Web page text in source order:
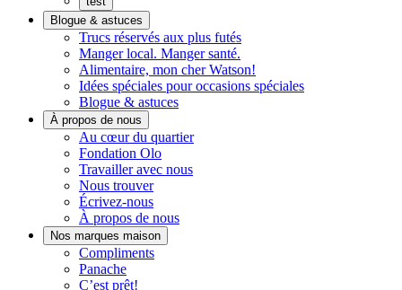
Blogue & astuces
Trucs réservés aux plus futés
Manger local. Manger santé.
Alimentaire, mon cher Watson!
Idées spéciales pour occasions spéciales
Blogue & astuces
À propos de nous
Au cœur du quartierHistoires
Fondation Olo
Travailler avec nous
Nous trouver
Écrivez-nous
À propos de nous
Nos marques maison
ComplimentsNotre
PanacheDécouvrez
Panache
C’est prêt!